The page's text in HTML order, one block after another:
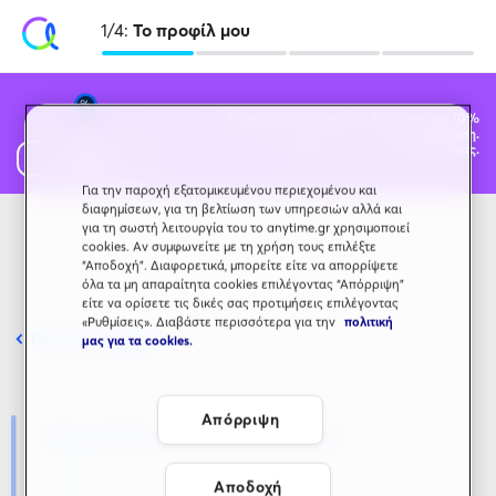
1/4: Το προφίλ μου
Είσαι ήδη πελάτης μας; Κέρδισε έως 10%
έκπτωση.
Ισχύουν όροι και προϋποθέσεις.
Πίσω στην αρχική
Ασφάλεια κατοικίας
Για την παροχή εξατομικευμένου περιεχομένου και
διαφημίσεων, για τη βελτίωση των υπηρεσιών αλλά και
για τη σωστή λειτουργία του το anytime.gr χρησιμοποιεί
cookies. Αν συμφωνείτε με τη χρήση τους επιλέξτε
“Αποδοχή”. Διαφορετικά, μπορείτε είτε να απορρίψετε
όλα τα μη απαραίτητα cookies επιλέγοντας “Απόρριψη”
είτε να ορίσετε τις δικές σας προτιμήσεις επιλέγοντας
«Ρυθμίσεις». Διαβάστε περισσότερα για την
πολιτική
μας για τα cookies.
Απόρριψη
Αποδοχή